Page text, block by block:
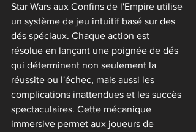
Star Wars aux Confins de l'Empire utilise
un système de jeu intuitif basé sur des
dés spéciaux. Chaque action est
résolue en lançant une poignée de dés
qui déterminent non seulement la
réussite ou l'échec, mais aussi les
complications inattendues et les succès
spectaculaires. Cette mécanique
immersive permet aux joueurs de